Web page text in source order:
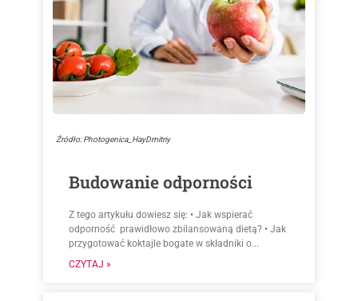
Źródło: Photogenica_HayDmitriy
Budowanie odporności
Z tego artykułu dowiesz się: • Jak wspierać
odporność prawidłowo zbilansowaną dietą? • Jak
przygotować koktajle bogate w składniki o...
CZYTAJ »